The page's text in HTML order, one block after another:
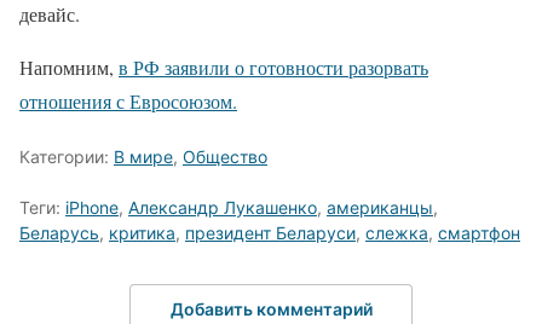
девайс.
Напомним, в РФ заявили о готовности разорвать
отношения с Евросоюзом.
Категории: В мире, Общество
Теги: iPhone, Александр Лукашенко, американцы,
Беларусь, критика, президент Беларуси, слежка, смартфон
Добавить комментарий